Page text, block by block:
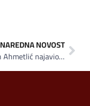
NAREDNA NOVOST
Izudin Ahmetlić najavio nastavak investicijskog ciklusa Hifa Oil Grupacije